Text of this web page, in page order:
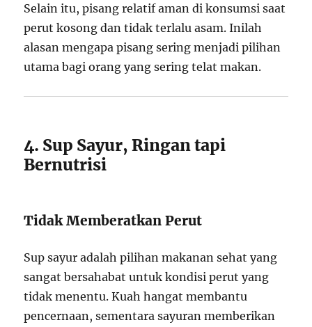
Selain itu, pisang relatif aman di konsumsi saat
perut kosong dan tidak terlalu asam. Inilah
alasan mengapa pisang sering menjadi pilihan
utama bagi orang yang sering telat makan.
4. Sup Sayur, Ringan tapi
Bernutrisi
Tidak Memberatkan Perut
Sup sayur adalah pilihan makanan sehat yang
sangat bersahabat untuk kondisi perut yang
tidak menentu. Kuah hangat membantu
pencernaan, sementara sayuran memberikan